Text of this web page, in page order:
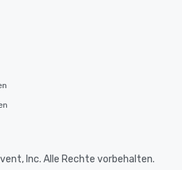
Inc. Alle Rechte vorbehalten.